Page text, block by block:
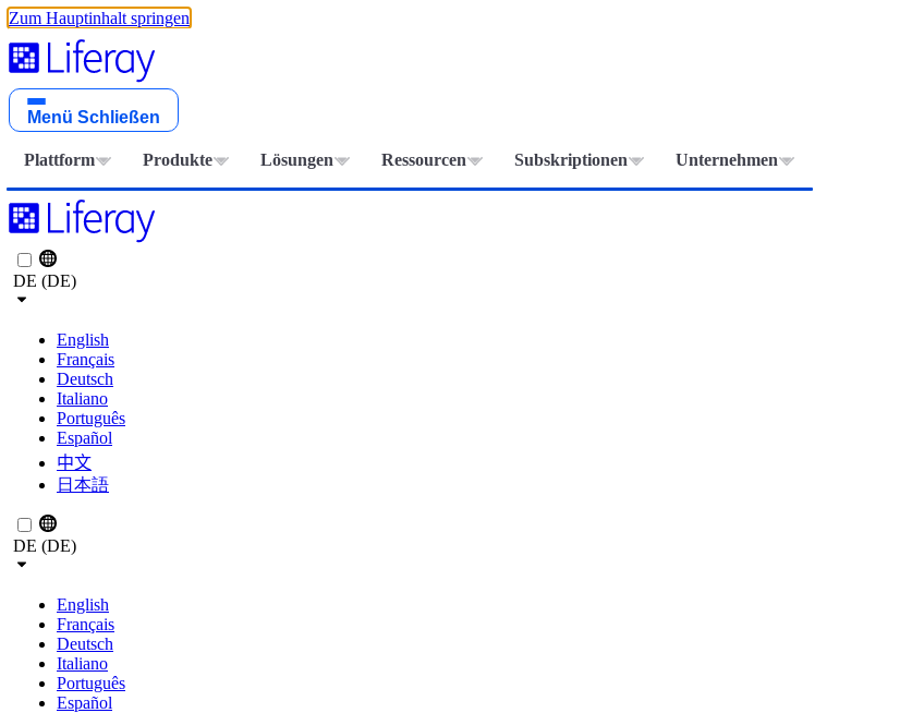
Zum Hauptinhalt springen
Menü Schließen
Plattform Produkte Lösungen Ressourcen Subskriptionen Unternehmen
DE (DE)
English
Français
Deutsch
Italiano
Português
Español
中文
日本語
DE (DE)
English
Français
Deutsch
Italiano
Português
Español